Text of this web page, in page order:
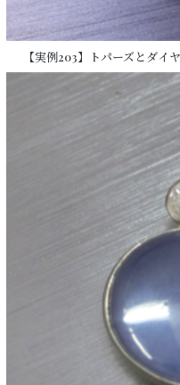
【実例203】トパーズとダイ